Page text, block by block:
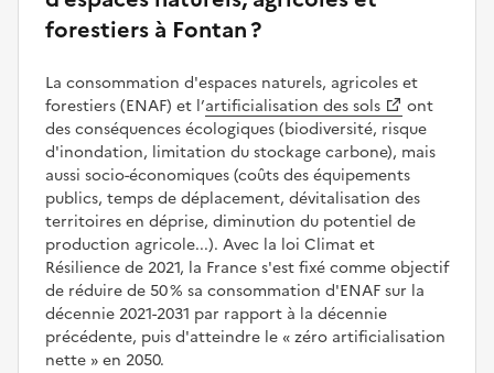
forestiers à Fontan ?
La consommation d'espaces naturels, agricoles et
forestiers (ENAF) et l’artificialisation des sols
ont
des conséquences écologiques (biodiversité, risque
d'inondation, limitation du stockage carbone), mais
aussi socio-économiques (coûts des équipements
publics, temps de déplacement, dévitalisation des
territoires en déprise, diminution du potentiel de
production agricole...). Avec la loi Climat et
Résilience de 2021, la France s'est fixé comme objectif
de réduire de 50 % sa consommation d'ENAF sur la
décennie 2021-2031 par rapport à la décennie
précédente, puis d'atteindre le
zéro artificialisation
nette
en 2050.